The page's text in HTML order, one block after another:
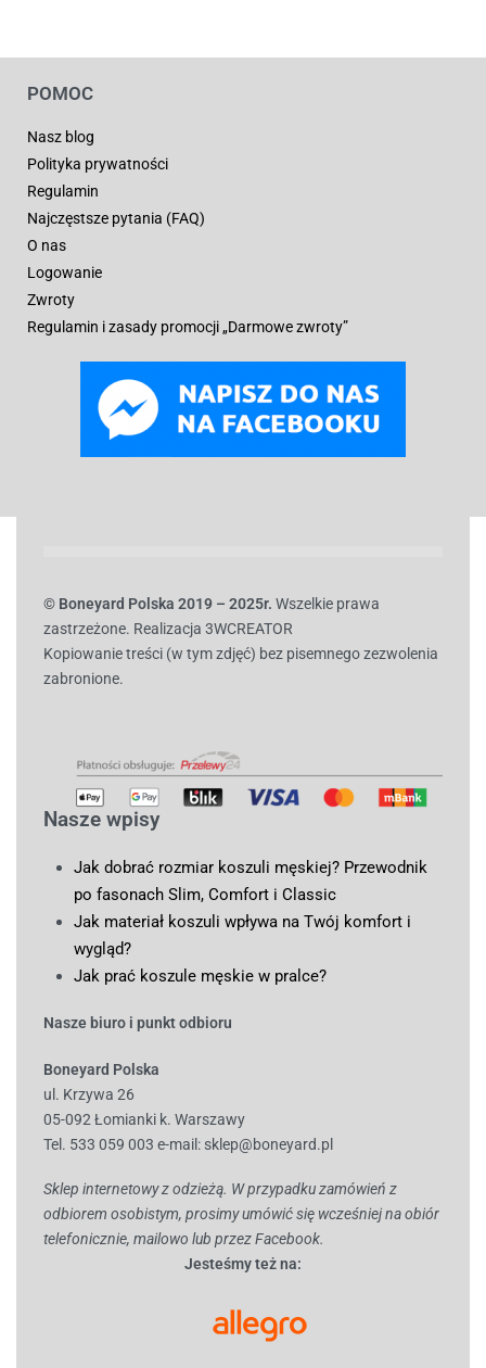
POMOC
Nasz blog
Polityka prywatności
Regulamin
Najczęstsze pytania (FAQ)
O nas
Logowanie
Zwroty
Regulamin i zasady promocji „Darmowe zwroty”
© Boneyard Polska 2019 – 2025r. Wszelkie prawa
zastrzeżone. Realizacja 3WCREATOR
Kopiowanie treści (w tym zdjęć) bez pisemnego zezwolenia
zabronione.
Nasze wpisy
Jak dobrać rozmiar koszuli męskiej? Przewodnik
po fasonach Slim, Comfort i Classic
Jak materiał koszuli wpływa na Twój komfort i
wygląd?
Jak prać koszule męskie w pralce?
Nasze biuro i punkt odbioru
Boneyard Polska
ul. Krzywa 26
05-092 Łomianki k. Warszawy
Tel. 533 059 003 e-mail: sklep@boneyard.pl
Sklep internetowy z odzieżą. W przypadku zamówień z
odbiorem osobistym, prosimy umówić się wcześniej na obiór
telefonicznie, mailowo lub przez Facebook.
Jesteśmy też na: